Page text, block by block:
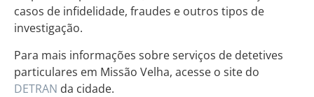
casos de infidelidade, fraudes e outros tipos de
investigação.
Para mais informações sobre serviços de detetives
particulares em Missão Velha, acesse o site do
DETRAN da cidade.